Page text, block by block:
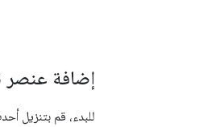
إضافة
للبدء، قم بتنزيل